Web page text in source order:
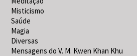
Misticismo
Saúde
Magia
Diversas
Mensagens do V. M. Kwen Khan Khu